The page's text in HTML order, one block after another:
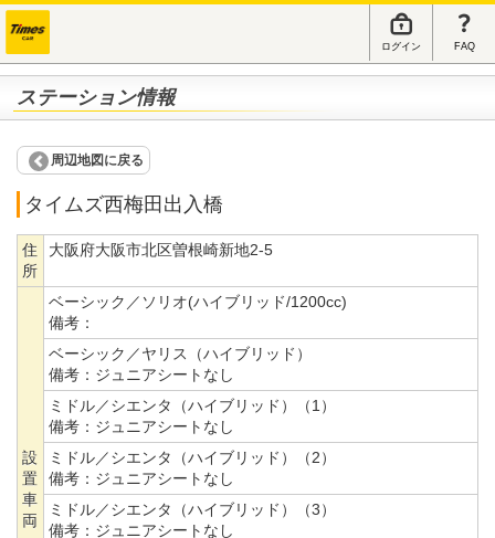
ログイン FAQ
ステーション情報
周辺地図に戻る
タイムズ西梅田出入橋
住
所
大阪府大阪市北区曽根崎新地2-5
設
置
車
両
ベーシック／ソリオ(ハイブリッド/1200cc)
備考：
ベーシック／ヤリス（ハイブリッド）
備考： ジュニアシートなし
ミドル／シエンタ（ハイブリッド）（1）
備考： ジュニアシートなし
ミドル／シエンタ（ハイブリッド）（2）
備考： ジュニアシートなし
ミドル／シエンタ（ハイブリッド）（3）
備考： ジュニアシートなし